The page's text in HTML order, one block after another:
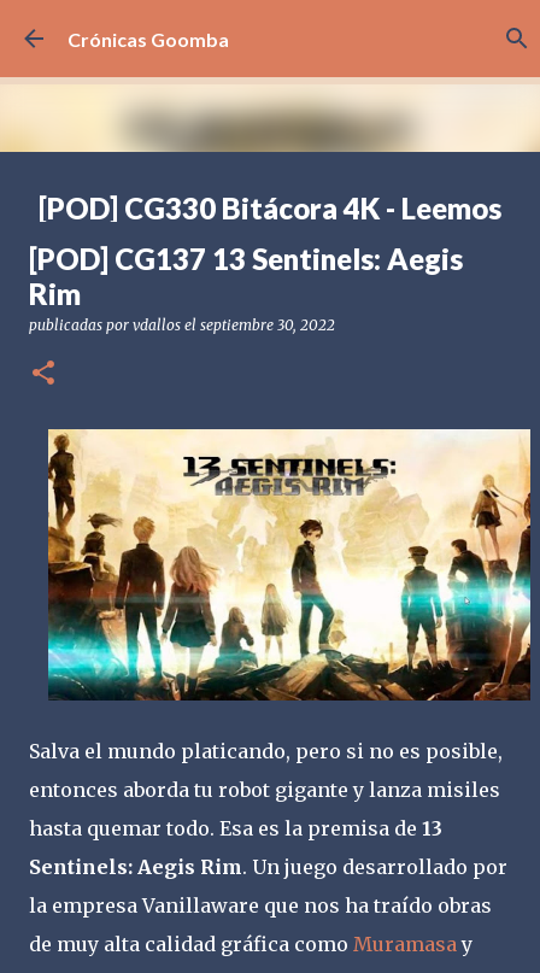
Ir al contenido principal
Crónicas Goomba
[POD] CG330 Bitácora 4K - Leemos
sus comentarios
publicadas por [POD] PODCAST
BITÁCORA 4K PREGUNTAS Y RESPUESTAS
[POD] CG137 13 Sentinels: Aegis
Rim
publicadas por vdallos el septiembre 30, 2022
Salva el mundo platicando, pero si no es posible,
entonces aborda tu robot gigante y lanza misiles
hasta quemar todo. Esa es la premisa de 13
Sentinels: Aegis Rim. Un juego desarrollado por
la empresa Vanillaware que nos ha traído obras
de muy alta calidad gráfica como Muramasay